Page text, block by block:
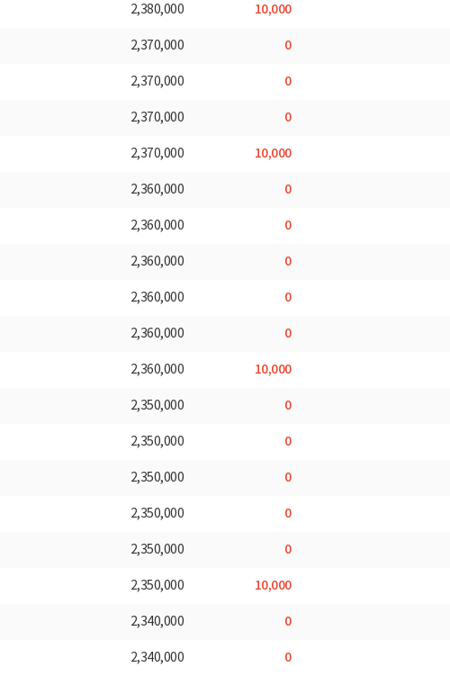
2,380,000 10,000
2,370,000 0
2,370,000 0
2,370,000 0
2,370,000 10,000
2,360,000 0
2,360,000 0
2,360,000 0
2,360,000 0
2,360,000 0
2,360,000 10,000
2,350,000 0
2,350,000 0
2,350,000 0
2,350,000 0
2,350,000 0
2,350,000 10,000
2,340,000 0
2,340,000 0